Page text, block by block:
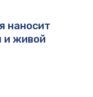
наносит
и живой